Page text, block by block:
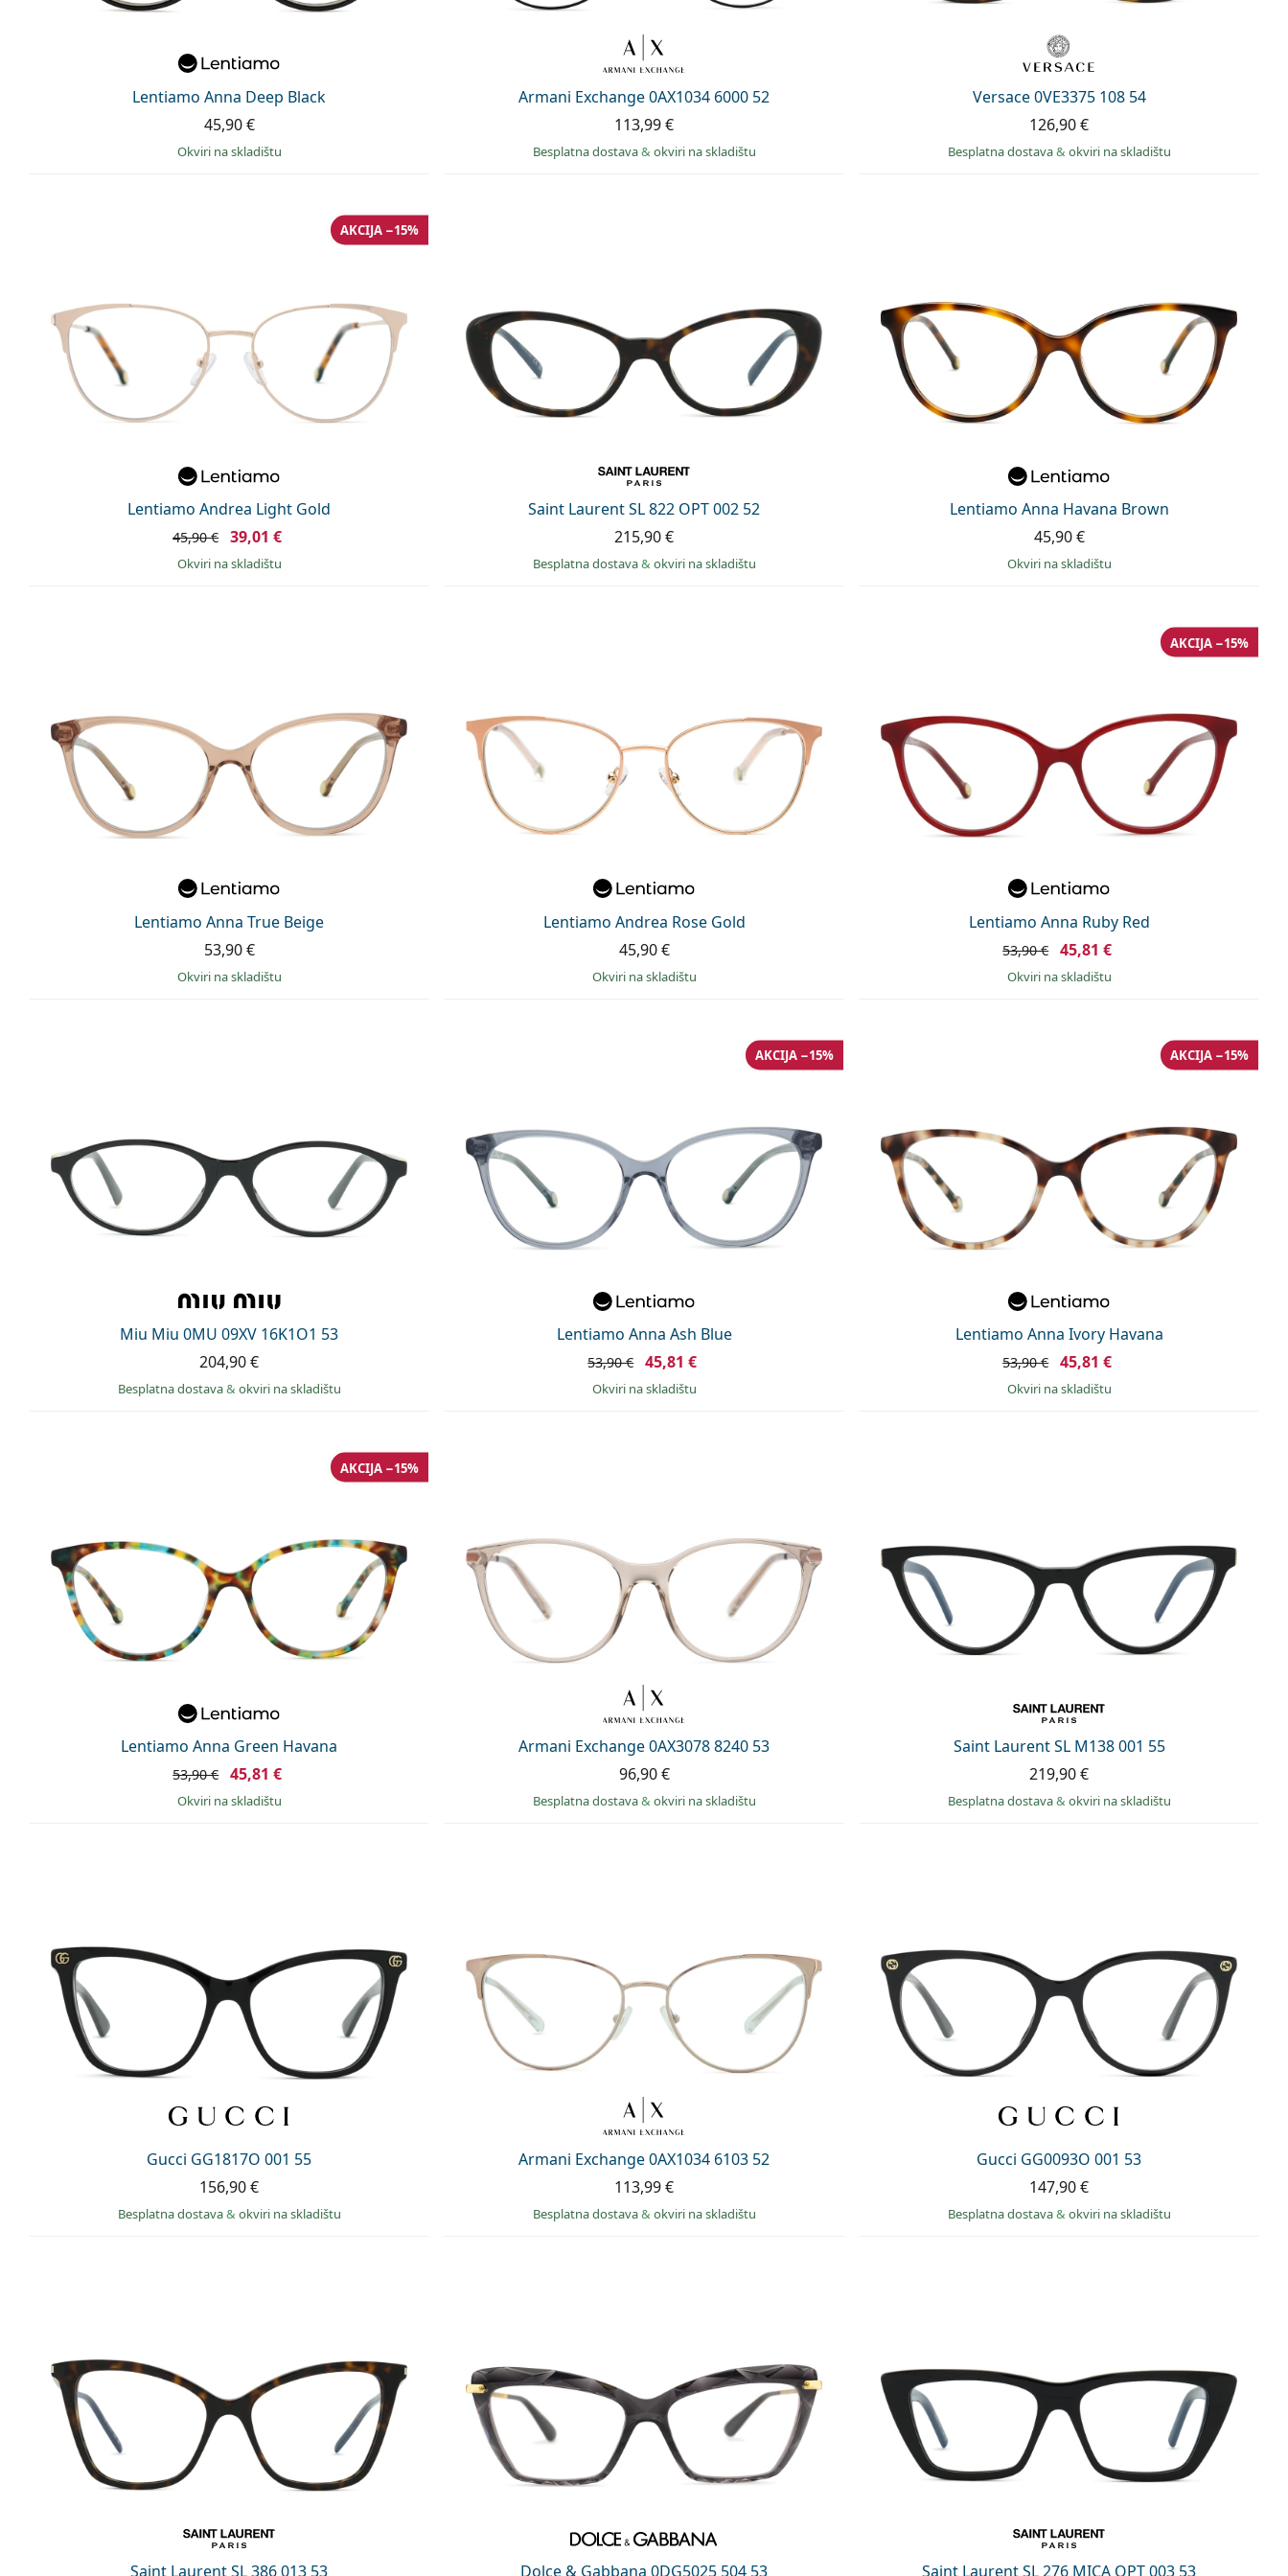
Lentiamo Anna Deep Black
45,90 €
okviri na skladištu
Armani Exchange 0AX1034 6000 52
113,99 €
Besplatna dostava& okviri na skladištu
Versace 0VE3375 108 54
126,90 €
Besplatna dostava& okviri na skladištu
Lentiamo Andrea Light Gold
AKCIJA −15%
45,90 € 39,01 €
okviri na skladištu
Saint Laurent SL 822 OPT 002 52
215,90 €
Besplatna dostava& okviri na skladištu
Lentiamo Anna Havana Brown
45,90 €
okviri na skladištu
Lentiamo Anna True Beige
53,90 €
okviri na skladištu
Lentiamo Andrea Rose Gold
45,90 €
okviri na skladištu
Lentiamo Anna Ruby Red
AKCIJA −15%
53,90 € 45,81 €
okviri na skladištu
Miu Miu 0MU 09XV 16K1O1 53
204,90 €
Besplatna dostava& okviri na skladištu
Lentiamo Anna Ash Blue
AKCIJA −15%
53,90 € 45,81 €
okviri na skladištu
Lentiamo Anna Ivory Havana
AKCIJA −15%
53,90 € 45,81 €
okviri na skladištu
Lentiamo Anna Green Havana
AKCIJA −15%
53,90 € 45,81 €
okviri na skladištu
Armani Exchange 0AX3078 8240 53
96,90 €
Besplatna dostava& okviri na skladištu
Saint Laurent SL M138 001 55
219,90 €
Besplatna dostava& okviri na skladištu
Gucci GG1817O 001 55
156,90 €
Besplatna dostava& okviri na skladištu
Armani Exchange 0AX1034 6103 52
113,99 €
Besplatna dostava& okviri na skladištu
Gucci GG0093O 001 53
147,90 €
Besplatna dostava& okviri na skladištu
Saint Laurent SL 386 013 53 Dolce & Gabbana 0DG5025 504 53 Saint Laurent SL 276 MICA OPT 003 53